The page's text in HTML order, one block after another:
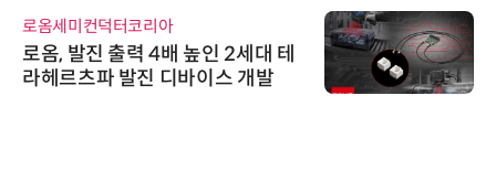
로옴세미컨덕터코리아
로옴, 발진 출력 4배 높인 2세대 테
라헤르츠파 발진 디바이스 개발